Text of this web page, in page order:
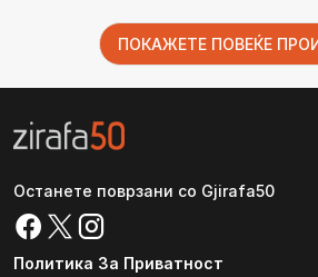
ПОКАЖЕТЕ ПОВЕЌЕ
Останете поврзани со Gjirafa50
Политика За Приватност